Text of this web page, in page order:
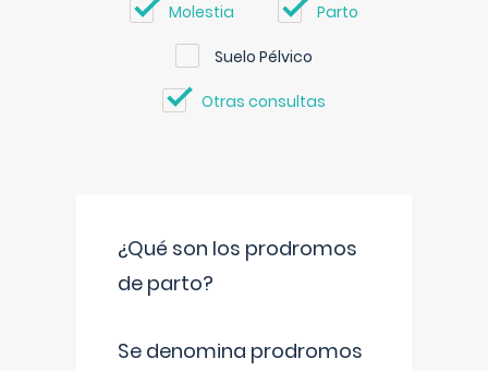
Molestia Parto
Suelo Pélvico
Otras consultas
¿Qué son los prodromos
de parto?
Se denomina prodromos